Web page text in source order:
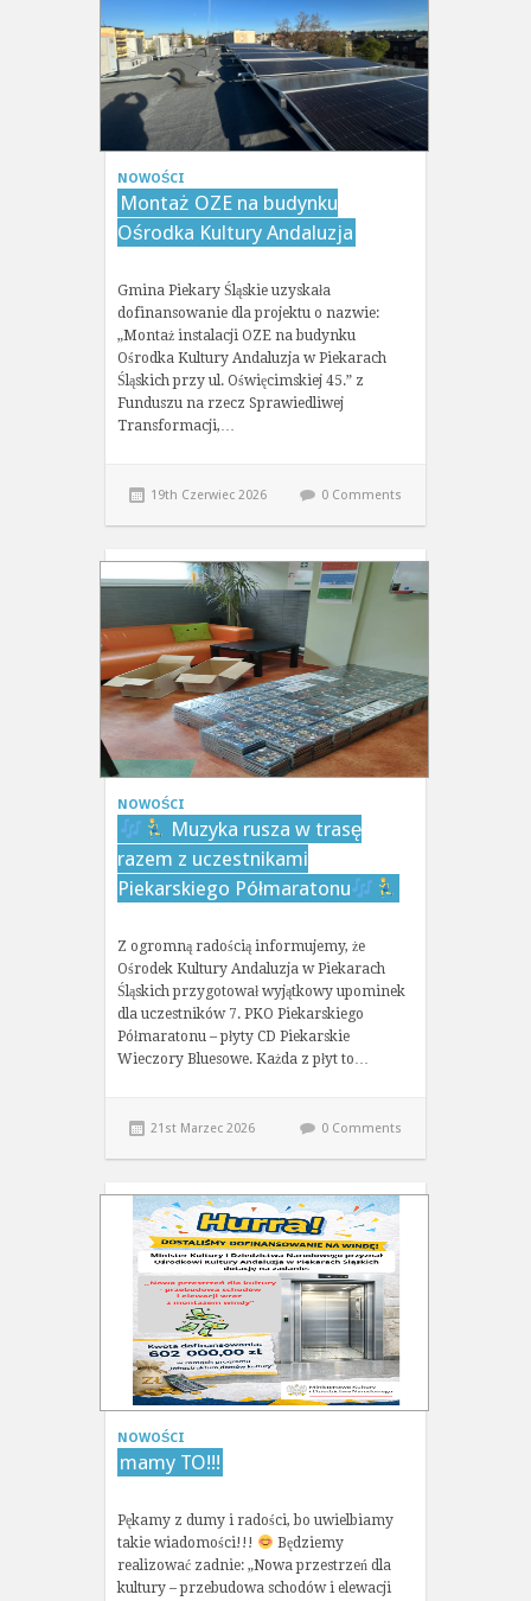
NOWOŚCI
Montaż OZE na budynku
Ośrodka Kultury Andaluzja
Gmina Piekary Śląskie uzyskała
dofinansowanie dla projektu o nazwie:
„Montaż instalacji OZE na budynku
Ośrodka Kultury Andaluzja w Piekarach
Śląskich przy ul. Oświęcimskiej 45.” z
Funduszu na rzecz Sprawiedliwej
Transformacji,…
19th Czerwiec 2026 0 Comments
NOWOŚCI
Muzyka rusza w trasę
razem z uczestnikami
Piekarskiego Półmaratonu
Z ogromną radością informujemy, że
Ośrodek Kultury Andaluzja w Piekarach
Śląskich przygotował wyjątkowy upominek
dla uczestników 7. PKO Piekarskiego
Półmaratonu – płyty CD Piekarskie
Wieczory Bluesowe. Każda z płyt to…
21st Marzec 2026 0 Comments
NOWOŚCI
mamy TO!!!
Pękamy z dumy i radości, bo uwielbiamy
takie wiadomości!!!
Będziemy
realizować zadnie: „Nowa przestrzeń dla
kultury – przebudowa schodów i elewacji